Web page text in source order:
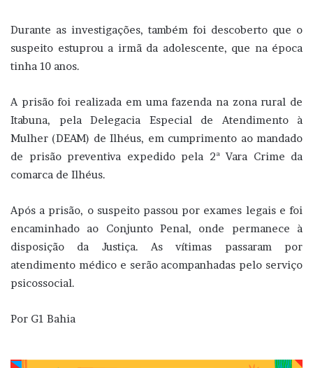
Durante as investigações, também foi descoberto que o
suspeito estuprou a irmã da adolescente, que na época
tinha 10 anos.
A prisão foi realizada em uma fazenda na zona rural de
Itabuna, pela Delegacia Especial de Atendimento à
Mulher (DEAM) de Ilhéus, em cumprimento ao mandado
de prisão preventiva expedido pela 2ª Vara Crime da
comarca de Ilhéus.
Após a prisão, o suspeito passou por exames legais e foi
encaminhado ao Conjunto Penal, onde permanece à
disposição da Justiça. As vítimas passaram por
atendimento médico e serão acompanhadas pelo serviço
psicossocial.
Por G1 Bahia